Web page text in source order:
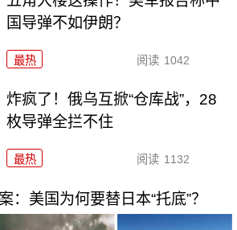
国导弹不如伊朗？
最热 阅读 1042
炸疯了！俄乌互掀“仓库战”，28
枚导弹全拦不住
最热 阅读 1132
：美国为何要替日本“托底”？